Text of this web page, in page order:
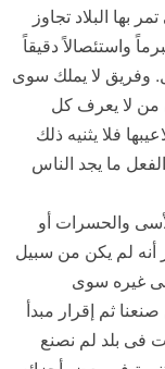
بها البلاد تجاوز
واستئصالاً دقيقاً
وفريق لا يملك سوى
من لا يعرف كل
فلا يثنيه ذلك
ما يجد الناس
والحسرات أو
أنه لم يكن من سبيل
غيره سوى
ثم إقرار مبدأ
فى بلد لم نصنع